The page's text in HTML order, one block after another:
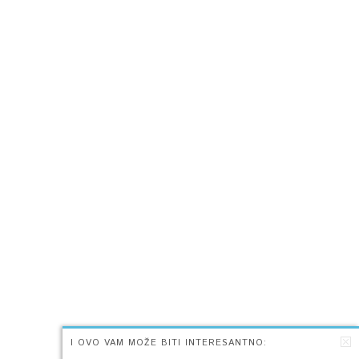
I OVO VAM MOŽE BITI INTERESANTNO: